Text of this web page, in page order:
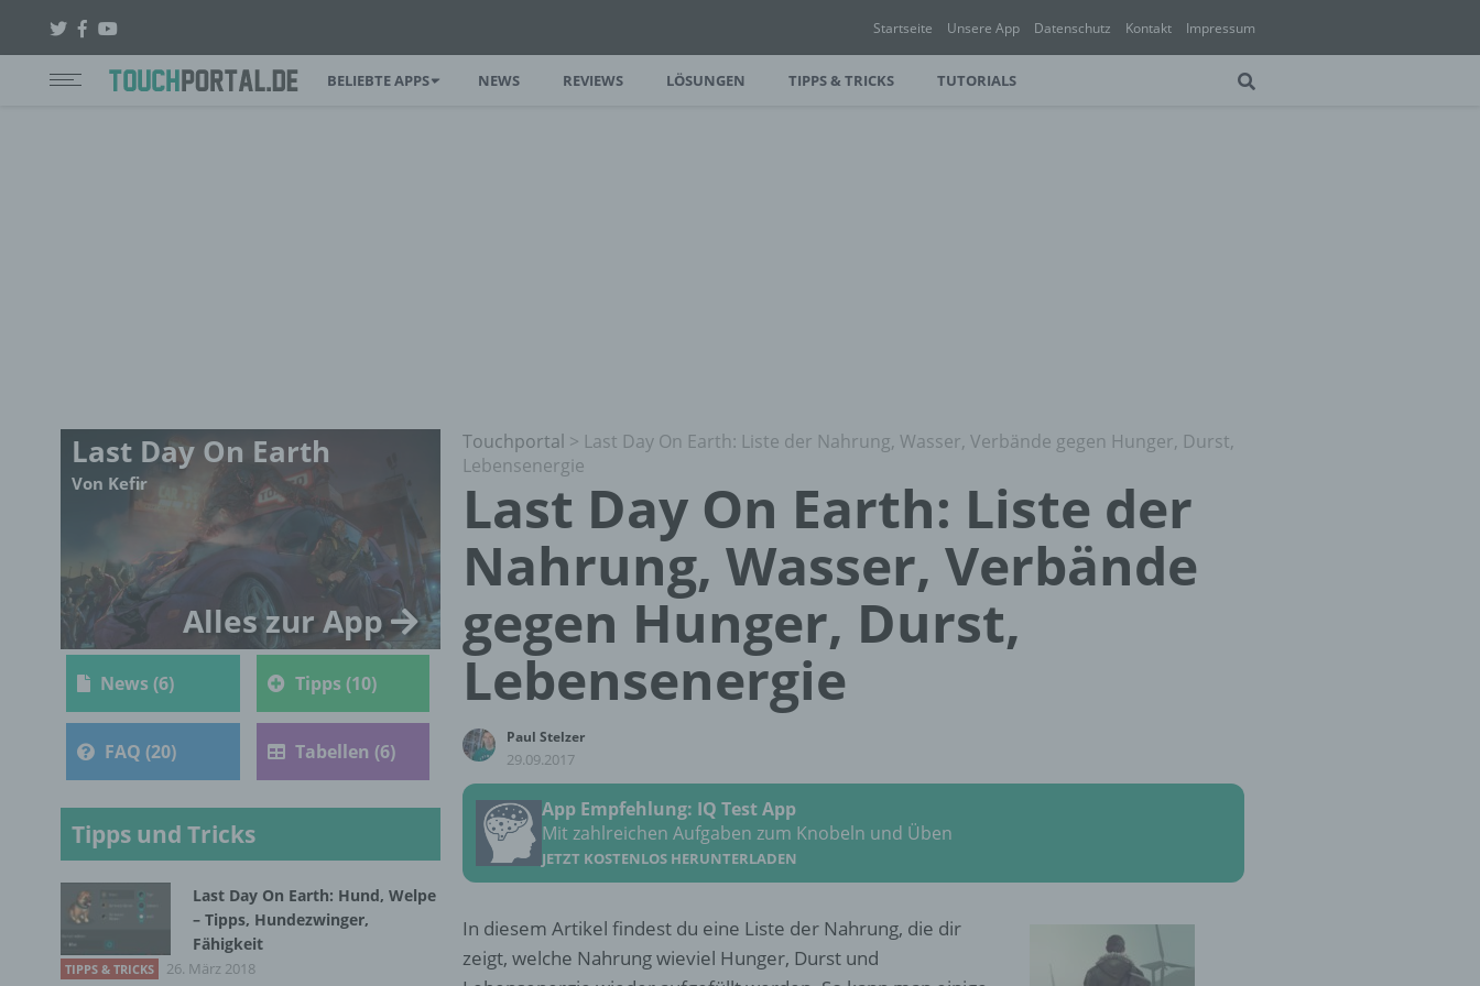
Startseite Unsere App Datenschutz Kontakt Impressum
BELIEBTE APPS NEWS REVIEWS LÖSUNGEN TIPPS & TRICKS TUTORIALS
Touchportal > Last Day On Earth: Liste der Nahrung, Wasser, Verbände gegen Hunger, Durst,
Lebensenergie
Last Day On Earth: Liste der
Nahrung, Wasser, Verbände
gegen Hunger, Durst,
Lebensenergie
Paul Stelzer
29.09.2017
App Empfehlung: IQ Test App
Mit zahlreichen Aufgaben zum Knobeln und Üben
JETZT KOSTENLOS HERUNTERLADEN
In diesem Artikel findest du eine Liste der Nahrung, die dir
zeigt, welche Nahrung wieviel Hunger, Durst und
Last Day On Earth
Von Kefir
Alles zur App
News (6) Tipps (10)
FAQ (20) Tabellen (6)
Tipps und Tricks
Last Day On Earth: Hund, Welpe
– Tipps, Hundezwinger,
Fähigkeit
TIPPS & TRICKS 26. März 2018